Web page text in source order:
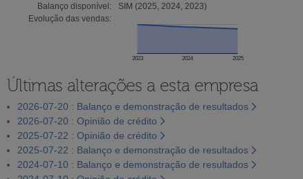
Balanço disponível:
SIM (2025, 2024, 2023)
Evolução das vendas:
2023 2024 2025
Últimas alterações a esta empresa
2026-07-20 : Balanço e demonstração de resultados
2026-07-20 : Opinião de crédito
2025-07-22 : Opinião de crédito
2025-07-22 : Balanço e demonstração de resultados
2024-07-10 : Balanço e demonstração de resultados